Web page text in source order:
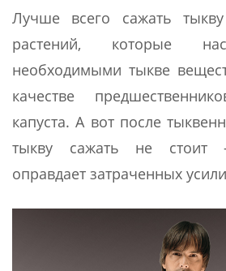
Лучше всего сажать
растений, которые
необходимыми тыкве
качестве
капуста. А вот после
тыкву сажать не стоит
оправдает затраченных